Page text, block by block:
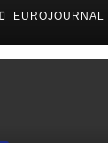
für
EUROJOURNAL